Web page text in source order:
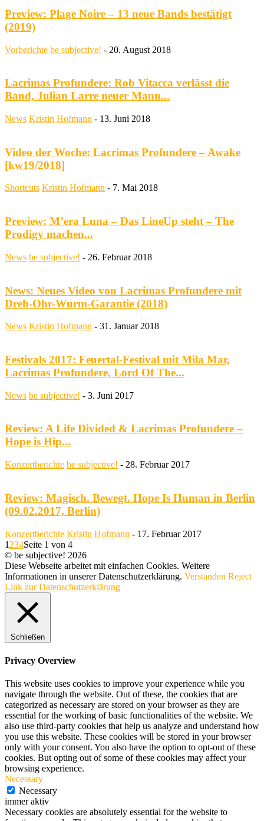
Preview: Plage Noire – 13 neue Bands bestätigt
(2019)
Vorberichte be subjective! - 20. August 2018
Lacrimas Profundere: Rob Vitacca verlässt die
Band, Julian Larre neuer Mann...
News Kristin Hofmann - 13. Juni 2018
Video der Woche: Lacrimas Profundere – Awake
[kw19/2018]
Shortcuts Kristin Hofmann - 7. Mai 2018
Preview: M’era Luna – Das LineUp steht – The
Prodigy machen...
News be subjective! - 26. Februar 2018
News: Neues Video von Lacrimas Profundere mit
Dreh-Ohr-Wurm-Garantie (2018)
News Kristin Hofmann - 31. Januar 2018
Festivals 2017: Feuertal-Festival mit Mila Mar,
Lacrimas Profundere, Lord Of The...
News be subjective! - 3. Juni 2017
Review: A Life Divided & Lacrimas Profundere –
Hope is Hip...
Konzertberichte be subjective! - 28. Februar 2017
Review: Magisch. Bewegt. Hope Is Human in Berlin
(09.02.2017, Berlin)
Konzertberichte Kristin Hofmann - 17. Februar 2017
1 234Seite 1 von 4
© be subjective! 2026
Diese Webseite arbeitet mit einfachen Cookies. Weitere
Informationen in unserer Datenschutzerklärung. Verstanden Reject
Link zur Datenschutzerklärung
Schließen
Privacy Overview
This website uses cookies to improve your experience while you
navigate through the website. Out of these, the cookies that are
categorized as necessary are stored on your browser as they are
essential for the working of basic functionalities of the website. We
also use third-party cookies that help us analyze and understand how
you use this website. These cookies will be stored in your browser
only with your consent. You also have the option to opt-out of these
cookies. But opting out of some of these cookies may affect your
browsing experience.
Necessary
Necessary
immer aktiv
Necessary cookies are absolutely essential for the website to